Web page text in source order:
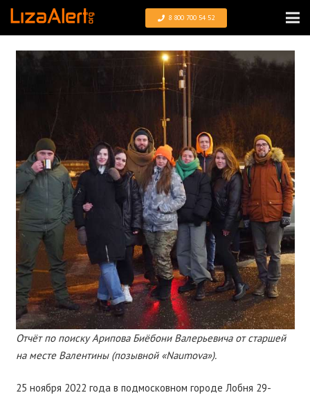
8 800 700 54 52
Отчёт по поиску Арипова Биёбони Валерьевича от старшей
на месте Валентины (позывной «Naumova»).
25 ноября 2022 года в подмосковном городе Лобня 29-